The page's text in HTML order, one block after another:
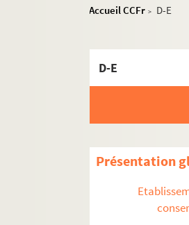
Accueil CCFr > D-E
D-E
Présentation